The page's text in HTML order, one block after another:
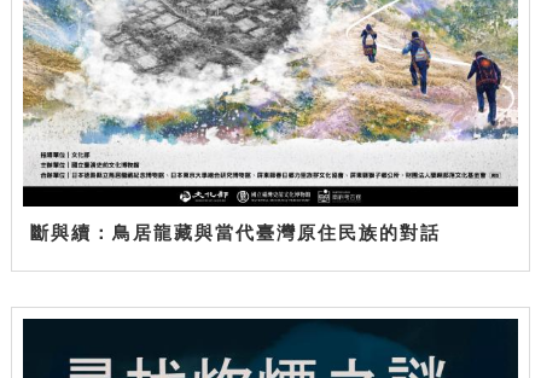
斷與續：鳥居龍藏與當代臺灣原住民族的對話